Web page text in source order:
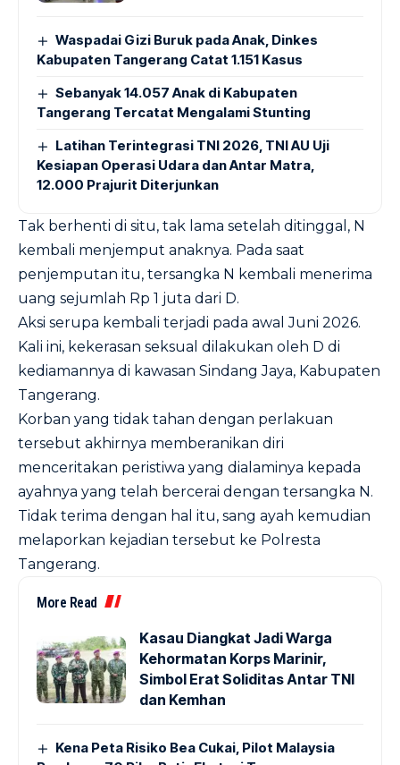
Waspadai Gizi Buruk pada Anak, Dinkes
Kabupaten Tangerang Catat 1.151 Kasus
Sebanyak 14.057 Anak di Kabupaten
Tangerang Tercatat Mengalami Stunting
Latihan Terintegrasi TNI 2026, TNI AU Uji
Kesiapan Operasi Udara dan Antar Matra,
12.000 Prajurit Diterjunkan
Tak berhenti di situ, tak lama setelah ditinggal, N
kembali menjemput anaknya. Pada saat
penjemputan itu, tersangka N kembali menerima
uang sejumlah Rp 1 juta dari D.
Aksi serupa kembali terjadi pada awal Juni 2026.
Kali ini, kekerasan seksual dilakukan oleh D di
kediamannya di kawasan Sindang Jaya, Kabupaten
Tangerang.
Korban yang tidak tahan dengan perlakuan
tersebut akhirnya memberanikan diri
menceritakan peristiwa yang dialaminya kepada
ayahnya yang telah bercerai dengan tersangka N.
Tidak terima dengan hal itu, sang ayah kemudian
melaporkan kejadian tersebut ke Polresta
Tangerang.
More Read
Kasau Diangkat Jadi Warga
Kehormatan Korps Marinir,
Simbol Erat Soliditas Antar TNI
dan Kemhan
Kena Peta Risiko Bea Cukai, Pilot Malaysia